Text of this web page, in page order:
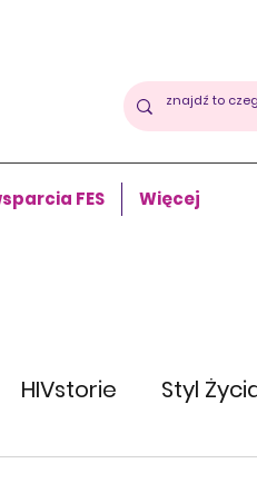
FES Więcej
HIVstorie Styl